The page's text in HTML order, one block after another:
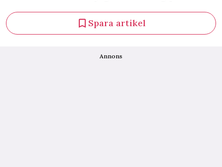
Spara artikel
Annons